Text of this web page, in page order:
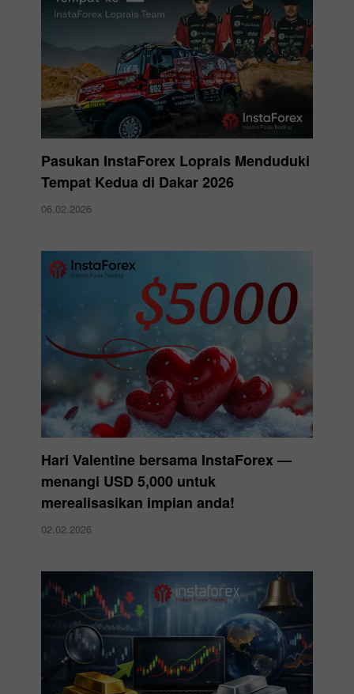
Pasukan InstaForex Loprais Menduduki
Tempat Kedua di Dakar 2026
06.02.2026
Hari Valentine bersama InstaForex —
menangi USD 5,000 untuk
merealisasikan impian anda!
02.02.2026